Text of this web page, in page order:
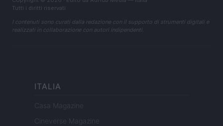
Tutti i diritti riservati
I contenuti sono curati dalla redazione con il supporto di strumenti digitali e
realizzati in collaborazione con autori indipendenti.
ITALIA
Casa Magazine
Cineverse Magazine